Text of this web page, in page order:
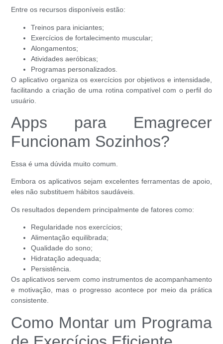
Entre os recursos disponíveis estão:
Treinos para iniciantes;
Exercícios de fortalecimento muscular;
Alongamentos;
Atividades aeróbicas;
Programas personalizados.
O aplicativo organiza os exercícios por objetivos e intensidade,
facilitando a criação de uma rotina compatível com o perfil do
usuário.
Apps para Emagrecer
Funcionam Sozinhos?
Essa é uma dúvida muito comum.
Embora os aplicativos sejam excelentes ferramentas de apoio,
eles não substituem hábitos saudáveis.
Os resultados dependem principalmente de fatores como:
Regularidade nos exercícios;
Alimentação equilibrada;
Qualidade do sono;
Hidratação adequada;
Persistência.
Os aplicativos servem como instrumentos de acompanhamento
e motivação, mas o progresso acontece por meio da prática
consistente.
Como Montar um Programa